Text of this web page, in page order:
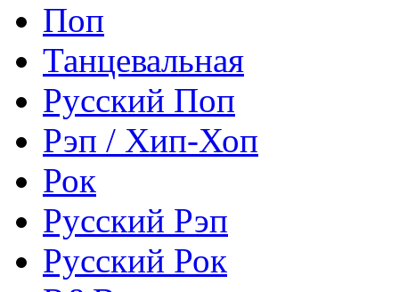
Поп
Танцевальная
Русский Поп
Рэп / Хип-Хоп
Рок
Русский Рэп
Русский Рок